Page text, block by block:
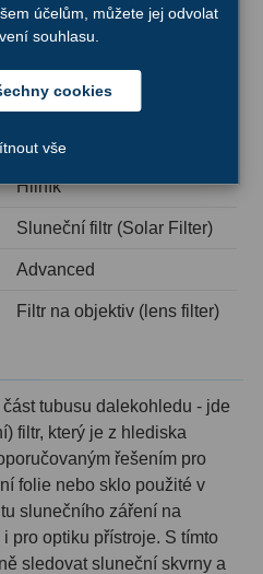
175
173-193
200
Hliník
Sluneční filtr (Solar Filter)
Advanced
Filtr na objektiv (lens filter)
tubusu dalekohledu - jde
filtr, který je z hlediska
řešením pro
folie nebo sklo použité v
slunečního záření na
pro optiku přístroje. S tímto
sledovat sluneční skvrny a
účelům, můžete jej odvolat
souhlasu.
cookies
vše